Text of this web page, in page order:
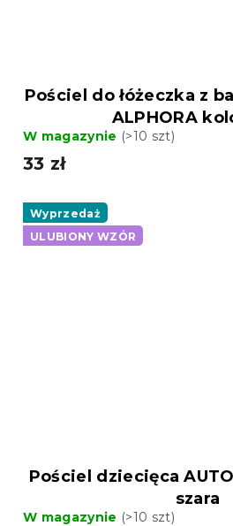
Pościel do łóżeczka z
ALPHORA
W magazynie (>10 szt)
33 zł
Wyprzedaż
ULUBIONY WZÓR
Pościel dziecięca
szara
W magazynie (>10 szt)